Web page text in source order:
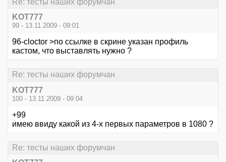
Re: тесты наших форумчан
KOT777
99 - 13.11.2009 - 09:01
96-cloctor >по ссылке в скрине указан профиль
кастом, что выставлять нужно ?
Re: тесты наших форумчан
KOT777
100 - 13.11.2009 - 09:04
+99
имею ввиду какой из 4-х первых параметров в 1080 ?
Re: тесты наших форумчан